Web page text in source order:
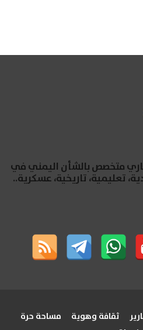
متخصص بالشأن اليمني في
تعليمية، تاريخية، عسكرية..
ثقافة وهوية
مساحة حرة